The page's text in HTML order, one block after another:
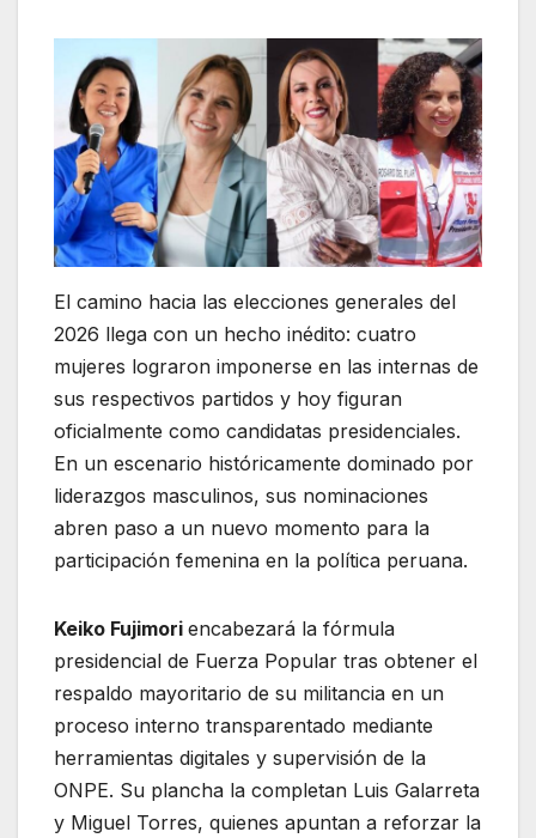
El camino hacia las elecciones generales del
2026 llega con un hecho inédito: cuatro
mujeres lograron imponerse en las internas de
sus respectivos partidos y hoy figuran
oficialmente como candidatas presidenciales.
En un escenario históricamente dominado por
liderazgos masculinos, sus nominaciones
abren paso a un nuevo momento para la
participación femenina en la política peruana.
Keiko Fujimori encabezará la fórmula
presidencial de Fuerza Popular tras obtener el
respaldo mayoritario de su militancia en un
proceso interno transparentado mediante
herramientas digitales y supervisión de la
ONPE. Su plancha la completan Luis Galarreta
y Miguel Torres, quienes apuntan a reforzar la